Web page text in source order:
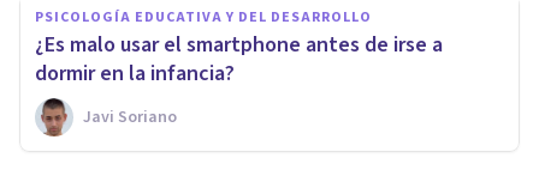
PSICOLOGÍA EDUCATIVA Y DEL DESARROLLO
¿Es malo usar el smartphone antes de irse a
dormir en la infancia?
Javi Soriano